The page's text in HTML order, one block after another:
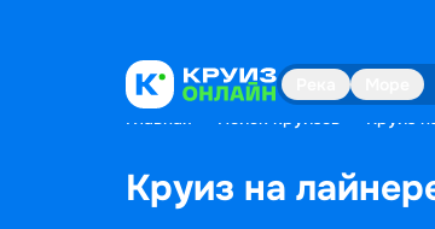
Главная Поиск круизов Круиз
Круиз на